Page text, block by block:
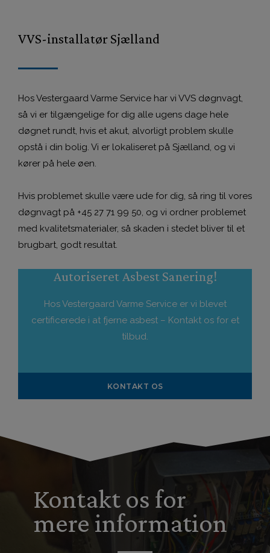
VVS-installatør Sjælland
Hos Vestergaard Varme Service har vi VVS døgnvagt,
så vi er tilgængelige for dig alle ugens dage hele
døgnet rundt, hvis et akut, alvorligt problem skulle
opstå i din bolig. Vi er lokaliseret på Sjælland, og vi
kører på hele øen.
Hvis problemet skulle være ude for dig, så ring til vores
døgnvagt på +45 27 71 99 50, og vi ordner problemet
med kvalitetsmaterialer, så skaden i stedet bliver til et
brugbart, godt resultat.
Autoriseret Asbest Sanering!
Hos Vestergaard Varme Service er vi blevet
certificerede i at fjerne asbest – Kontakt os for et
tilbud.
KONTAKT OS
Kontakt os for
mere information